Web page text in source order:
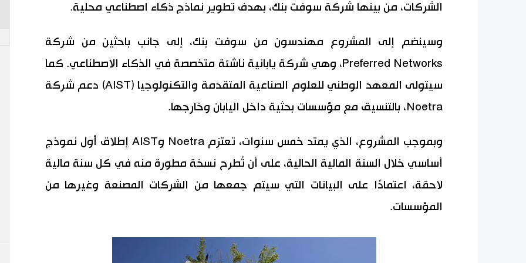
الشركات، من بينها شركة سوفت بنك، بهدف تطوير نماذج ذكاء اصطناعي محلية.
وسينضم إلى المشروع مهندسون من سوفت بنك، إلى جانب باحثين من شركة
Preferred Networks، وهي شركة يابانية ناشئة متخصصة في الذكاء الاصطناعي. كما
سيتولى المعهد الوطني للعلوم الصناعية المتقدمة والتكنولوجيا (AIST) دعم شركة
Noetra، بالتنسيق مع مؤسسات بحثية داخل اليابان وخارجها.
وبموجب المشروع، الذي يمتد خمس سنوات، تعتزم Noetra وAIST إطلاق أول نموذج
أساسي خلال السنة المالية الحالية، على أن تُطرح نسخة مطورة منه في كل سنة مالية
لاحقة، اعتمادًا على البيانات التي سيتم جمعها من الشركات المصنعة وغيرها من
المؤسسات.